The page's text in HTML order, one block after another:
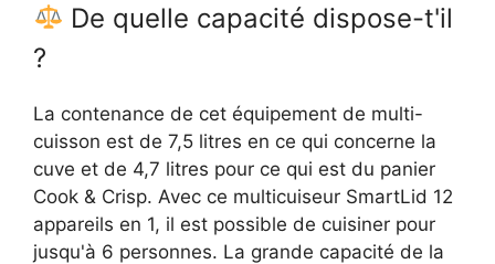
De quelle capacité dispose-t'il
?
La contenance de cet équipement de multi-
cuisson est de 7,5 litres en ce qui concerne la
cuve et de 4,7 litres pour ce qui est du panier
Cook & Crisp. Avec ce multicuiseur SmartLid 12
appareils en 1, il est possible de cuisiner pour
jusqu'à 6 personnes. La grande capacité de la